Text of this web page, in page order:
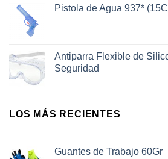
Pistola de Agua 937*
Antiparra Flexible de
Seguridad
LOS MÁS RECIENTES
Guantes de Trabajo 60Gr